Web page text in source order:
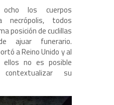
los cuerpos
necrópolis, todos
posición de cuclillas
ajuar funerario.
a Reino Unido y al
no es posible
su